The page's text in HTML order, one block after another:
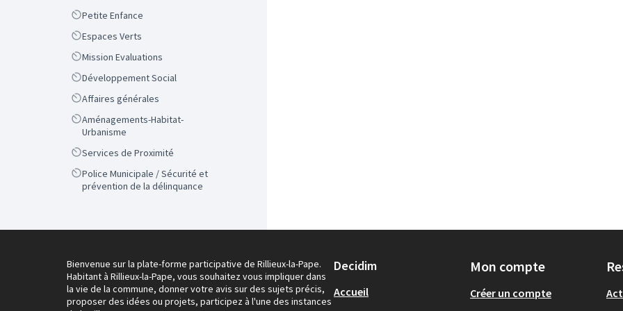
ScopePetite Enfance
ScopeEspaces Verts
ScopeMission Evaluations
ScopeDéveloppement Social
ScopeAffaires générales
Scope
Aménagements-Habitat-
Urbanisme
ScopeServices de Proximité
Scope
Police Municipale / Sécurité et
prévention de la délinquance
Bienvenue sur la plate-forme participative de Rillieux-la-Pape.
Habitant à Rillieux-la-Pape, vous souhaitez vous impliquer dans
la vie de la commune, donner votre avis sur des sujets précis,
proposer des idées ou projets, participez à l'une des instances
Decidim
Accueil
Mon compte
Créer un compte